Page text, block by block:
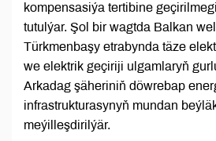
kompensasiýa tertibine
tutulýar. Şol bir wagtda Balkan
Türkmenbaşy etrabynda täze
we elektrik geçiriji ulgamlaryň
Arkadag şäheriniň döwrebap
infrastrukturasynyň mundan
meýilleşdirilýär.